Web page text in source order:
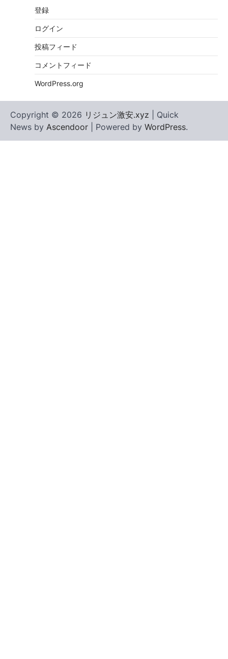
登録
ログイン
投稿フィード
コメントフィード
WordPress.org
Copyright © 2026 リジュン激安.xyz | Quick
News by Ascendoor | Powered by WordPress.